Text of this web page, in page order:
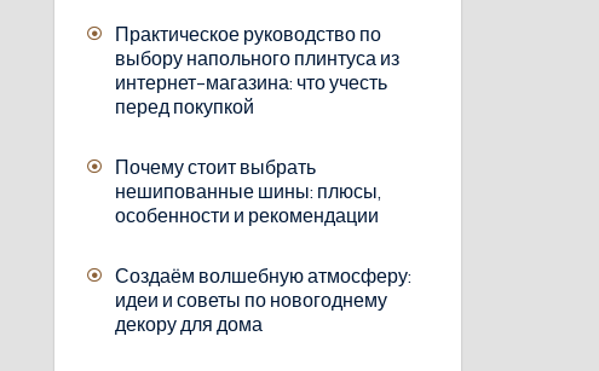
Практическое руководство по
выбору напольного плинтуса из
интернет-магазина: что учесть
перед покупкой
Почему стоит выбрать
нешипованные шины: плюсы,
особенности и рекомендации
Создаём волшебную атмосферу:
идеи и советы по новогоднему
декору для дома